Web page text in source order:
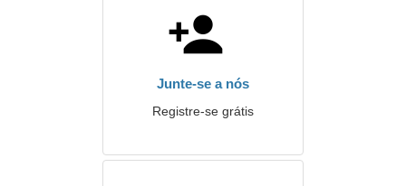
Junte-se a nós
Registre-se grátis